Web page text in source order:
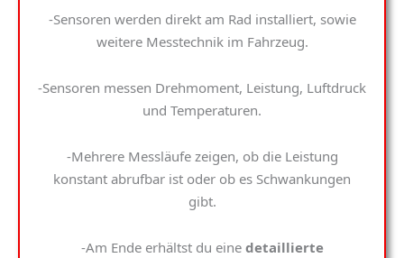
-Sensoren werden direkt am Rad installiert, sowie
weitere Messtechnik im Fahrzeug.
-Sensoren messen Drehmoment, Leistung, Luftdruck
und Temperaturen.
-Mehrere Messläufe zeigen, ob die Leistung
konstant abrufbar ist oder ob es Schwankungen
gibt.
-Am Ende erhältst du eine detaillierte